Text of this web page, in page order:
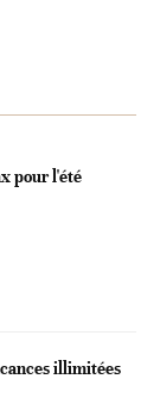
pour l'été
illimitées